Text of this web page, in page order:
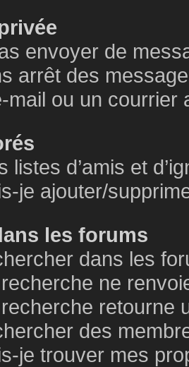
envoyer de
arrêt des
mail ou un courrier
listes d’amis et
je ajouter/
les forums
dans les
ne
retourne
des
je trouver mes